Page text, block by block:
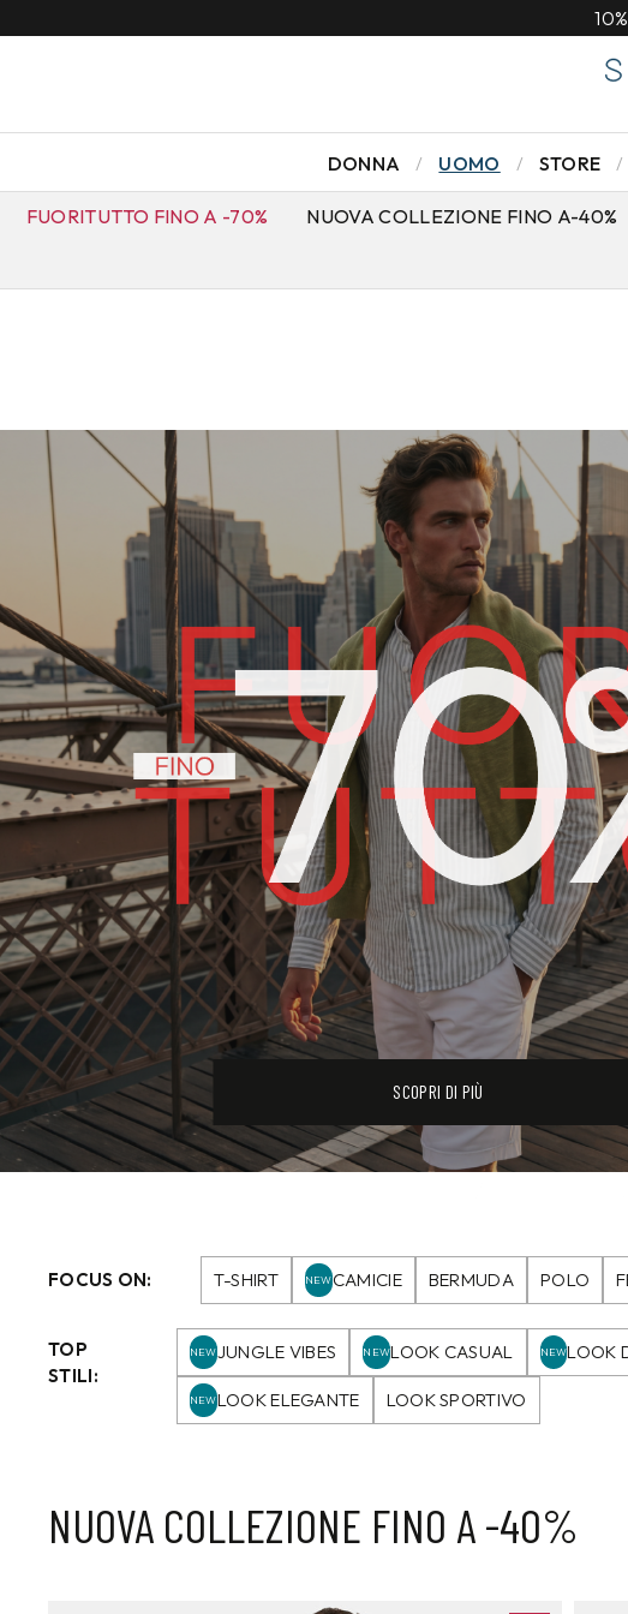
DONNA UOMO
FUORITUTTO FINO A -70% NUOVA COLLEZIONE FINO A-40%
STORE
SCOPRI DI PIÙ
FOCUS ON: T-SHIRT NEWCAMICIE BERMUDA POLO
TOP
STILI:
NEWJUNGLE VIBES NEWLOOK CASUAL NEWLOOK
NEWLOOK ELEGANTE LOOK SPORTIVO
NUOVA COLLEZIONE FINO A -40%